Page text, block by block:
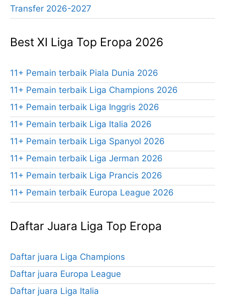
Transfer 2026-2027
Best XI Liga Top Eropa 2026
11+ Pemain terbaik Piala Dunia 2026
11+ Pemain terbaik Liga Champions 2026
11+ Pemain terbaik Liga Inggris 2026
11+ Pemain terbaik Liga Italia 2026
11+ Pemain terbaik Liga Spanyol 2026
11+ Pemain terbaik Liga Jerman 2026
11+ Pemain terbaik Liga Prancis 2026
11+ Pemain terbaik Europa League 2026
Daftar Juara Liga Top Eropa
Daftar juara Liga Champions
Daftar juara Europa League
Daftar juara Liga Italia